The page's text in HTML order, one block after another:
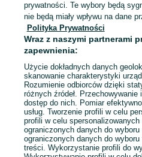
Mapa kategorii
Mapa miejscowości
Mapa ministron
Popularne wyszukiwania
prywatności. Te wybory będą
nie będą miały wpływu na dane
Polityka Prywatności
Wraz z naszymi partnerami
zapewnienia:
Użycie dokładnych danych
skanowanie charakterystyki
Rozumienie odbiorców dzięki
różnych źródeł.
dostęp do nich. Pomiar
usług. Tworzenie profili w celu
profili w celu
ograniczonych danych do
ograniczonych danych do
treści. Wykorzystanie profili do